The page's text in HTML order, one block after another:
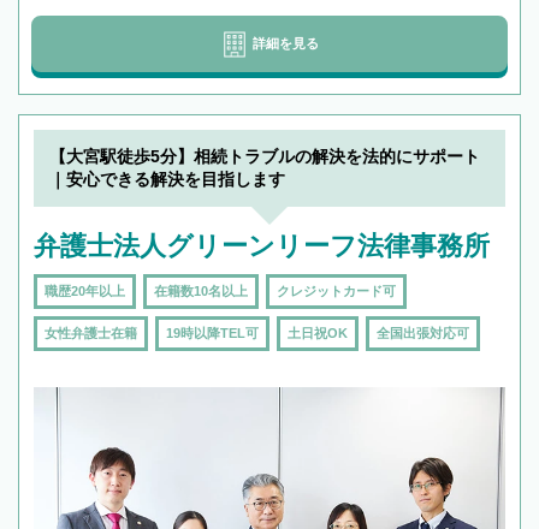
詳細を見る
【大宮駅徒歩5分】相続トラブルの解決を法的にサポート
｜安心できる解決を目指します
弁護士法人グリーンリーフ法律事務所
職歴20年以上 在籍数10名以上 クレジットカード可
女性弁護士在籍 19時以降TEL可 土日祝OK 全国出張対応可